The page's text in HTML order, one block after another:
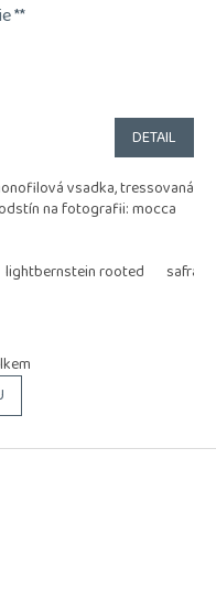
**
DETAIL
vsadka, tressovaná
na fotografii: mocca
lightbernstein rooted